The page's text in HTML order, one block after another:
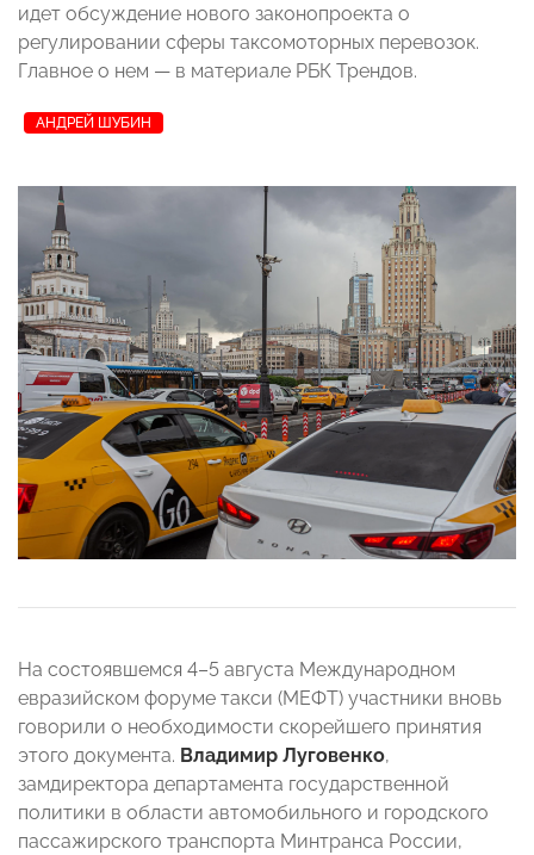
идет обсуждение нового законопроекта о
регулировании сферы таксомоторных перевозок.
Главное о нем — в материале РБК Трендов.
АНДРЕЙ ШУБИН
На состоявшемся 4–5 августа Международном
евразийском форуме такси (МЕФТ) участники вновь
говорили о необходимости скорейшего принятия
этого документа. Владимир Луговенко,
замдиректора департамента государственной
политики в области автомобильного и городского
пассажирского транспорта Минтранса России,